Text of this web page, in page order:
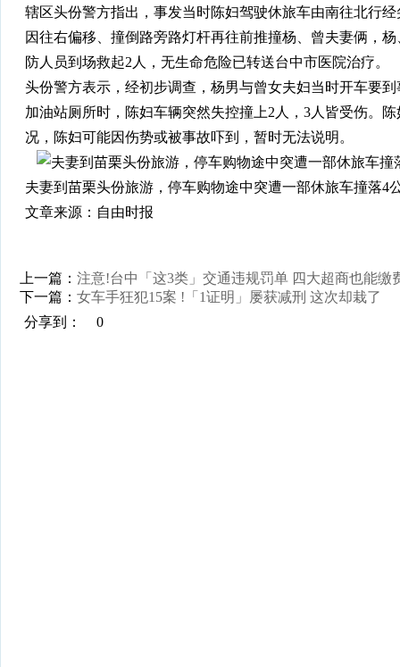
辖区头份警方指出，事发当时陈妇驾驶休旅车由南往北行
因往右偏移、撞倒路旁路灯杆再往前推撞杨、曾夫妻俩，
防人员到场救起2人，无生命危险已转送台中市医院治疗。
头份警方表示，经初步调查，杨男与曾女夫妇当时开车要
加油站厕所时，陈妇车辆突然失控撞上2人，3人皆受伤。
况，陈妇可能因伤势或被事故吓到，暂时无法说明。
夫妻到苗栗头份旅游，停车购物途中突遭一部休旅车撞落4
文章来源：自由时报
上一篇： 注意!台中「这3类」交通违规罚单 四大超商也能缴
下一篇： 女车手狂犯15案 !「1证明」屡获减刑 这次却栽了
分享到：
0